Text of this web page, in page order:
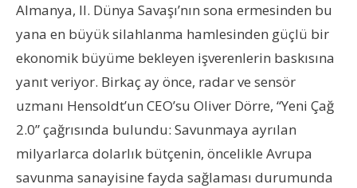
Almanya, II. Dünya Savaşı’nın sona ermesinden bu
yana en büyük silahlanma hamlesinden güçlü bir
ekonomik büyüme bekleyen işverenlerin baskısına
yanıt veriyor. Birkaç ay önce, radar ve sensör
uzmanı Hensoldt’un CEO’su Oliver Dörre, “Yeni Çağ
2.0” çağrısında bulundu: Savunmaya ayrılan
milyarlarca dolarlık bütçenin, öncelikle Avrupa
savunma sanayisine fayda sağlaması durumunda